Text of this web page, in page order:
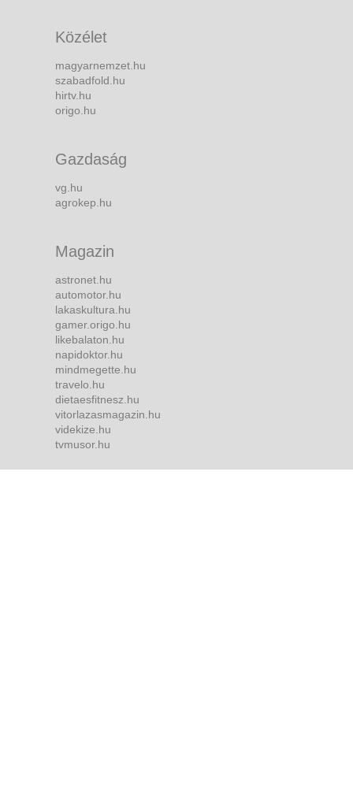
Közélet
magyarnemzet.hu
szabadfold.hu
hirtv.hu
origo.hu
Gazdaság
vg.hu
agrokep.hu
Magazin
astronet.hu
automotor.hu
lakaskultura.hu
gamer.origo.hu
likebalaton.hu
napidoktor.hu
mindmegette.hu
travelo.hu
dietaesfitnesz.hu
vitorlazasmagazin.hu
videkize.hu
tvmusor.hu